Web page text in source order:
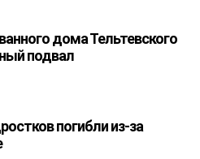
дома Тельтевского
подвал
погибли из-за